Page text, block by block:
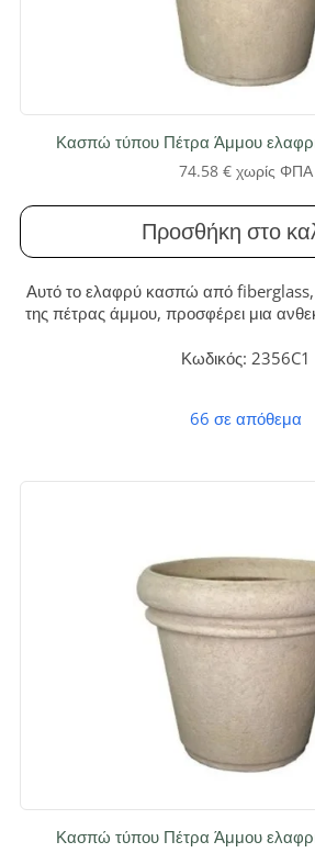
Κασπώ τύπου Πέτρα Άμμου
74.58 € χωρίς ΦΠΑ
Προσθήκη στο
Αυτό το ελαφρύ κασπώ από fiberglass,
της πέτρας άμμου, προσφέρει μια
και διακοσμητικό δαχτυλίδι, είναι
Κωδικός: 2356C1
66 σε απόθεμα
Κασπώ τύπου Πέτρα Άμμου